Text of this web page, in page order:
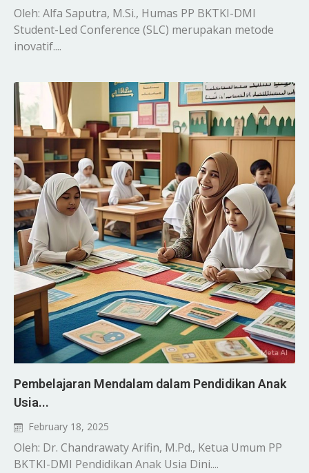
Oleh: Alfa Saputra, M.Si., Humas PP BKTKI-DMI
Student-Led Conference (SLC) merupakan metode
inovatif....
Pembelajaran Mendalam dalam Pendidikan Anak
Usia...
February 18, 2025
Oleh: Dr. Chandrawaty Arifin, M.Pd., Ketua Umum PP
BKTKI-DMI Pendidikan Anak Usia Dini....